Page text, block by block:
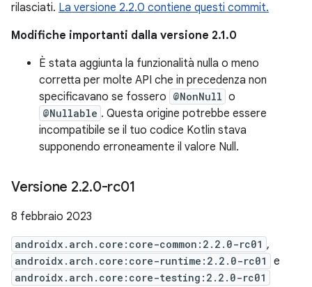
rilasciati. La versione 2.2.0 contiene questi commit.
Modifiche importanti dalla versione 2.1.0
È stata aggiunta la funzionalità nulla o meno
corretta per molte API che in precedenza non
specificavano se fossero @NonNull o
@Nullable . Questa origine potrebbe essere
incompatibile se il tuo codice Kotlin stava
supponendo erroneamente il valore Null.
Versione 2.2.0-rc01
8 febbraio 2023
androidx.arch.core:core-common:2.2.0-rc01 ,
androidx.arch.core:core-runtime:2.2.0-rc01 e
androidx.arch.core:core-testing:2.2.0-rc01